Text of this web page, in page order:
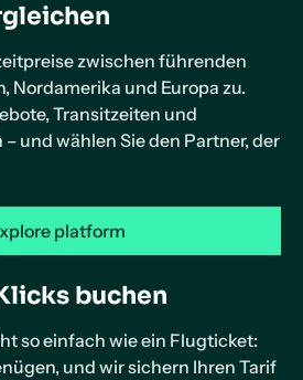
zwischen führenden
Nordamerika und Europa zu.
Transitzeiten und
und wählen Sie den Partner, der
platform
buchen
so einfach wie ein Flugticket:
und wir sichern Ihren Tarif